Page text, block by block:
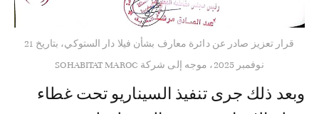
قرار تعزيز صادر عن دائرة معارف بشأن فيلا دار الستوكي، بتاريخ 21
نوفمبر 2025، موجه إلى شركة SOHABITAT MAROC
وبعد ذلك جرى تنفيذ السيناريو تحت غطاء